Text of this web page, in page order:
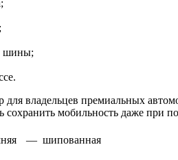
шины;
владельцев премиальных
сохранить мобильность даже при
— шипованная